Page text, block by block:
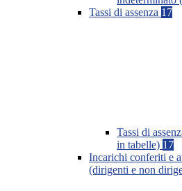
Tassi di assenza 17
Tassi di
in tabelle) 17
Incarichi conferiti e
(dirigenti e non